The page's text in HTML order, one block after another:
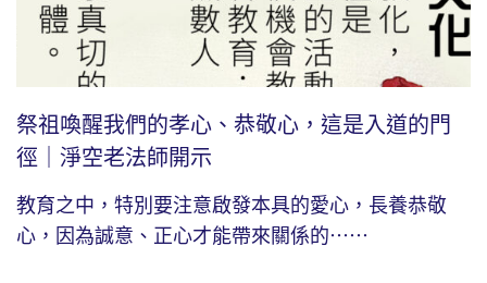
祭祖喚醒我們的孝心、恭敬心，這是入道的門
徑｜淨空老法師開示
教育之中，特別要注意啟發本具的愛心，長養恭敬
心，因為誠意、正心才能帶來關係的⋯⋯